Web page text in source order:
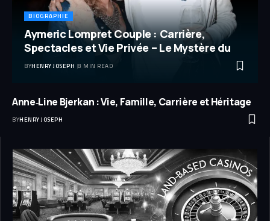
BIOGRAPHIE
Aymeric Lompret Couple : Carrière,
Spectacles et Vie Privée – Le Mystère du
BYHENRY JOSEPH 8 MIN READ
Anne‑Line Bjerkan : Vie, Famille, Carrière et Héritage
BYHENRY JOSEPH